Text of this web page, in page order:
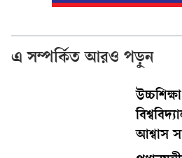
এ সম্পর্কিত আরও পড়ুন
আশ্বাস